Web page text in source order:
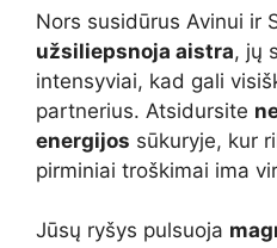
Nors susidūrus Avinui ir
užsiliepsnoja aistra, jų
intensyviai, kad gali
partnerius. Atsidursite
energijos sūkuryje, kur
pirminiai troškimai ima
Jūsų ryšys pulsuoja